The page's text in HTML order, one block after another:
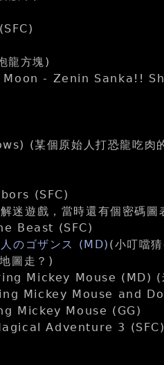
龍方塊)
- Zenin Sanka!!
(某個原始人打恐龍吃肉
(SFC)
迷遊戲，當時還有個密碼
Beast (SFC)
のゴザンス (MD) (小叮噹
圖走？)
Mickey Mouse (MD) (
Mickey Mouse and
Mickey Mouse (GG)
Adventure 3 (SFC) (